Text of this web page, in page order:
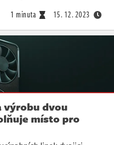
1 minuta 15. 12. 2023
výrobu dvou
místo pro